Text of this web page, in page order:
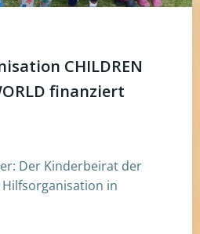
CHILDREN
finanziert
Der Kinderbeirat der
in